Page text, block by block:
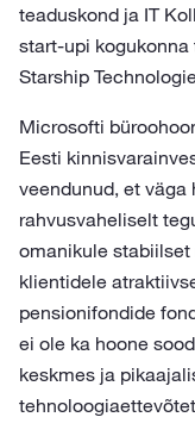
teaduskond ja IT
start-upi
Starship
Microsofti
Eesti
veendunud, et väga
rahvusvaheliselt
omanikule
klientidele
pensionifondide
ei ole ka hoone
keskmes ja